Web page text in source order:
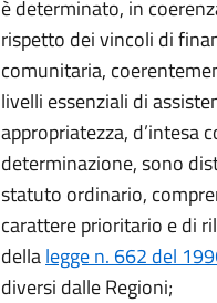
è determinato, in
rispetto dei vincoli di
comunitaria,
livelli essenziali di
appropriatezza, d’intesa
determinazione, sono
statuto ordinario,
carattere prioritario e di
dellalegge n. 662 del
diversi dalle Regioni;